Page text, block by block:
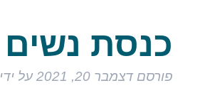
כנסת נשים
פורסם דצמבר 20, 2021 על ידי